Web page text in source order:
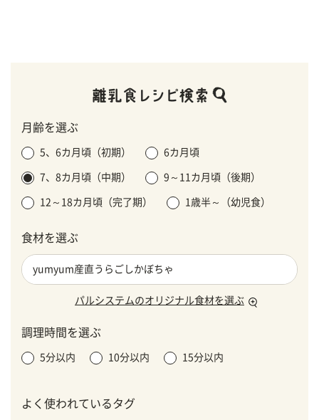
月齢を選ぶ
5、6カ月頃（初期） 6カ月頃
7、8カ月頃（中期） 9～11カ月頃（後期）
12～18カ月頃（完了期） 1歳半～（幼児食）
食材を選ぶ
パルシステムのオリジナル食材を選ぶ
調理時間を選ぶ
5分以内 10分以内 15分以内
よく使われているタグ